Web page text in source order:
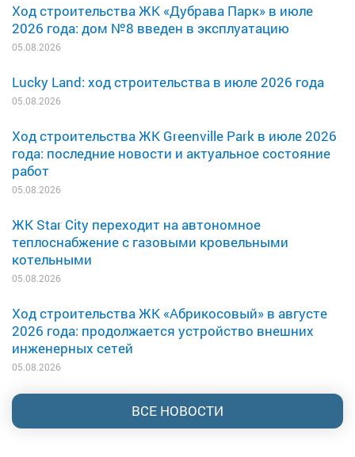
Ход строительства ЖК «Дубрава Парк» в июле
2026 года: дом №8 введен в эксплуатацию
05.08.2026
Lucky Land: ход строительства в июле 2026 года
05.08.2026
Ход строительства ЖК Greenville Park в июле 2026
года: последние новости и актуальное состояние
работ
05.08.2026
ЖК Star City переходит на автономное
теплоснабжение с газовыми кровельными
котельными
05.08.2026
Ход строительства ЖК «Абрикосовый» в августе
2026 года: продолжается устройство внешних
инженерных сетей
05.08.2026
ВСЕ НОВОСТИ